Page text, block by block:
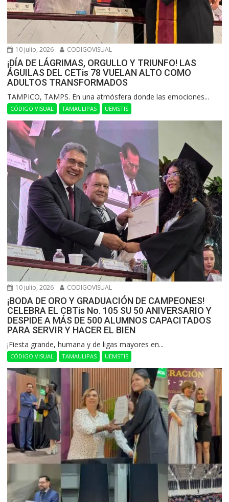
10 julio, 2026 CODIGOVISUAL
¡DÍA DE LÁGRIMAS, ORGULLO Y TRIUNFO! LAS
ÁGUILAS DEL CETis 78 VUELAN ALTO COMO
ADULTOS TRANSFORMADOS
​TAMPICO, TAMPS. En una atmósfera donde las emociones...
CÓDIGO VISUAL TAMAULIPAS UEMSTIS
10 julio, 2026 CODIGOVISUAL
¡BODA DE ORO Y GRADUACIÓN DE CAMPEONES!
CELEBRA EL CBTis No. 105 SU 50 ANIVERSARIO Y
DESPIDE A MÁS DE 500 ALUMNOS CAPACITADOS
PARA SERVIR Y HACER EL BIEN
​¡Fiesta grande, humana y de ligas mayores en...
CÓDIGO VISUAL TAMAULIPAS UEMSTIS